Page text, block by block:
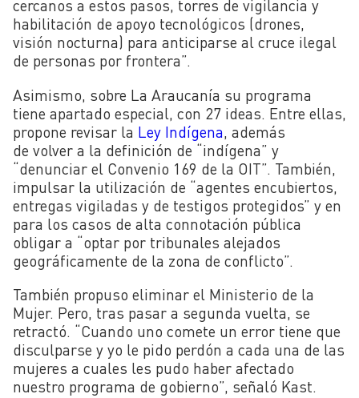
cercanos a estos pasos, torres de vigilancia y
habilitación de apoyo tecnológicos (drones,
visión nocturna) para anticiparse al cruce ilegal
de personas por frontera”.
Asimismo, sobre La Araucanía su programa
tiene apartado especial, con 27 ideas. Entre ellas,
propone revisar la Ley Indígena, además
de volver a la definición de “indígena” y
“denunciar el Convenio 169 de la OIT”. También,
impulsar la utilización de “agentes encubiertos,
entregas vigiladas y de testigos protegidos” y en
para los casos de alta connotación pública
obligar a “optar por tribunales alejados
geográficamente de la zona de conflicto”.
También propuso eliminar el Ministerio de la
Mujer. Pero, tras pasar a segunda vuelta, se
retractó. “Cuando uno comete un error tiene que
disculparse y yo le pido perdón a cada una de las
mujeres a cuales les pudo haber afectado
nuestro programa de gobierno”, señaló Kast.